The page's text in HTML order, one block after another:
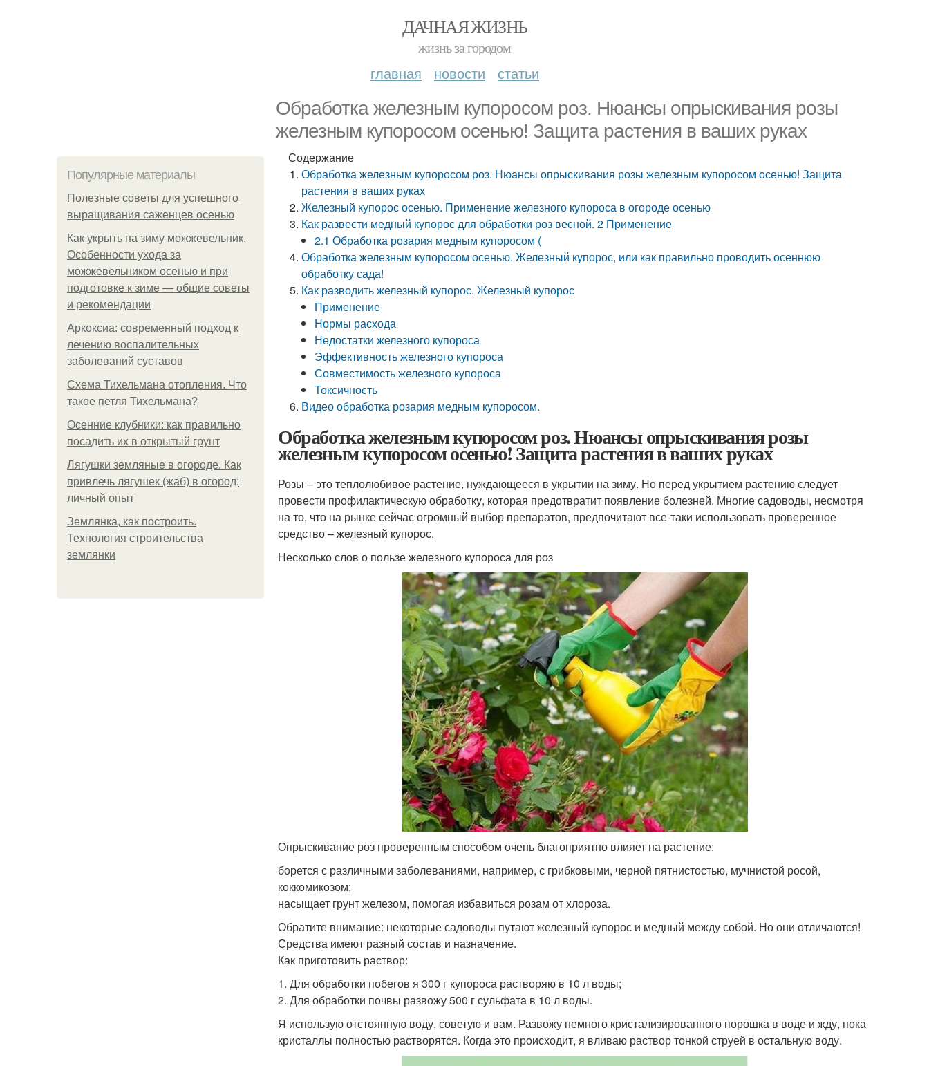
ДАЧНАЯ ЖИЗНЬ
жизнь за городом
главная новости статьи
Обработка железным купоросом роз. Нюансы опрыскивания розы
железным купоросом осенью! Защита растения в ваших руках
Популярные материалы
Полезные советы для успешного
выращивания саженцев осенью
Как укрыть на зиму можжевельник.
Особенности ухода за
можжевельником осенью и при
подготовке к зиме — общие советы
и рекомендации
Аркоксиа: современный подход к
лечению воспалительных
заболеваний суставов
Схема Тихельмана отопления. Что
такое петля Тихельмана?
Осенние клубники: как правильно
посадить их в открытый грунт
Лягушки земляные в огороде. Как
привлечь лягушек (жаб) в огород:
личный опыт
Землянка, как построить.
Технология строительства
землянки
Содержание
Обработка железным купоросом роз. Нюансы опрыскивания розы железным купоросом осенью! Защита
растения в ваших руках
Железный купорос осенью. Применение железного купороса в огороде осенью
Как развести медный купорос для обработки роз весной. 2 Применение
2.1 Обработка розария медным купоросом (
Обработка железным купоросом осенью. Железный купорос, или как правильно проводить осеннюю
обработку сада!
Как разводить железный купорос. Железный купорос
Применение
Нормы расхода
Недостатки железного купороса
Эффективность железного купороса
Совместимость железного купороса
Токсичность
Видео обработка розария медным купоросом.
Обработка железным купоросом роз. Нюансы опрыскивания розы
железным купоросом осенью! Защита растения в ваших руках
Розы – это теплолюбивое растение, нуждающееся в укрытии на зиму. Но перед укрытием растению следует
провести профилактическую обработку, которая предотвратит появление болезней. Многие садоводы, несмотря
на то, что на рынке сейчас огромный выбор препаратов, предпочитают все-таки использовать проверенное
средство – железный купорос.
Несколько слов о пользе железного купороса для роз
Опрыскивание роз проверенным способом очень благоприятно влияет на растение:
борется с различными заболеваниями, например, с грибковыми, черной пятнистостью, мучнистой росой,
коккомикозом;
насыщает грунт железом, помогая избавиться розам от хлороза.
Обратите внимание: некоторые садоводы путают железный купорос и медный между собой. Но они отличаются!
Средства имеют разный состав и назначение.
Как приготовить раствор:
1. Для обработки побегов я 300 г купороса растворяю в 10 л воды;
2. Для обработки почвы развожу 500 г сульфата в 10 л воды.
Я использую отстоянную воду, советую и вам. Развожу немного кристализированного порошка в воде и жду, пока
кристаллы полностью растворятся. Когда это происходит, я вливаю раствор тонкой струей в остальную воду.